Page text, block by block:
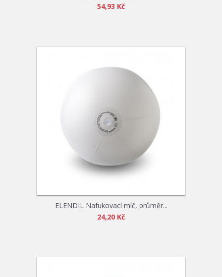
54,93 Kč
ELENDIL Nafukovací míč, průměr...
24,20 Kč